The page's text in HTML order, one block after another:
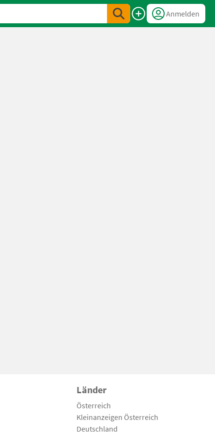
Anmelden
Länder
Österreich
Kleinanzeigen Österreich
Deutschland